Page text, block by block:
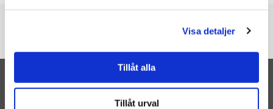
Visa detaljer
Tillåt alla
Tillåt urval
TILL TOPPEN